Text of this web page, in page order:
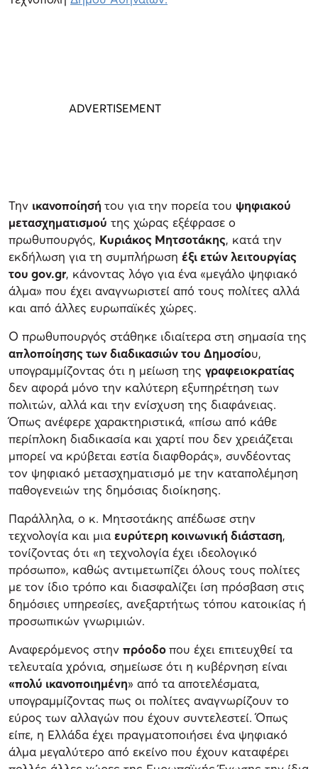
Την ικανοποίησή του για την πορεία του ψηφιακού
μετασχηματισμού της χώρας εξέφρασε ο
πρωθυπουργός, Κυριάκος Μητσοτάκης, κατά την
εκδήλωση για τη συμπλήρωση έξι ετών λειτουργίας
του gov.gr, κάνοντας λόγο για ένα «μεγάλο ψηφιακό
άλμα» που έχει αναγνωριστεί από τους πολίτες αλλά
και από άλλες ευρωπαϊκές χώρες.
Ο πρωθυπουργός στάθηκε ιδιαίτερα στη σημασία της
απλοποίησης των διαδικασιών του Δημοσίου,
υπογραμμίζοντας ότι η μείωση της γραφειοκρατίας
δεν αφορά μόνο την καλύτερη εξυπηρέτηση των
πολιτών, αλλά και την ενίσχυση της διαφάνειας.
Όπως ανέφερε χαρακτηριστικά, «πίσω από κάθε
περίπλοκη διαδικασία και χαρτί που δεν χρειάζεται
μπορεί να κρύβεται εστία διαφθοράς», συνδέοντας
τον ψηφιακό μετασχηματισμό με την καταπολέμηση
παθογενειών της δημόσιας διοίκησης.
Παράλληλα, ο κ. Μητσοτάκης απέδωσε στην
τεχνολογία και μια ευρύτερη κοινωνική διάσταση,
τονίζοντας ότι «η τεχνολογία έχει ιδεολογικό
πρόσωπο», καθώς αντιμετωπίζει όλους τους πολίτες
με τον ίδιο τρόπο και διασφαλίζει ίση πρόσβαση στις
δημόσιες υπηρεσίες, ανεξαρτήτως τόπου κατοικίας ή
προσωπικών γνωριμιών.
Αναφερόμενος στην πρόοδοπου έχει επιτευχθεί τα
τελευταία χρόνια, σημείωσε ότι η κυβέρνηση είναι
«πολύ ικανοποιημένη» από τα αποτελέσματα,
υπογραμμίζοντας πως οι πολίτες αναγνωρίζουν το
εύρος των αλλαγών που έχουν συντελεστεί. Όπως
είπε, η Ελλάδα έχει πραγματοποιήσει ένα ψηφιακό
άλμα μεγαλύτερο από εκείνο που έχουν καταφέρει